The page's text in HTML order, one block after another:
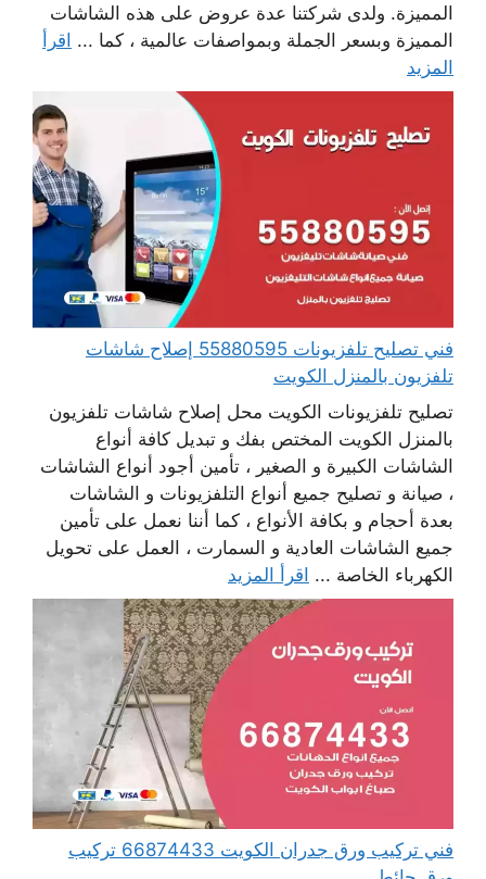
المميزة. ولدى شركتنا عدة عروض على هذه الشاشات
المميزة وبسعر الجملة وبمواصفات عالمية ، كما ... اقرأ
المزيد
فني تصليح تلفزيونات 55880595 إصلاح شاشات
تلفزيون بالمنزل الكويت
تصليح تلفزيونات الكويت محل إصلاح شاشات تلفزيون
بالمنزل الكويت المختص بفك و تبديل كافة أنواع
الشاشات الكبيرة و الصغير ، تأمين أجود أنواع الشاشات
، صيانة و تصليح جميع أنواع التلفزيونات و الشاشات
بعدة أحجام و بكافة الأنواع ، كما أننا نعمل على تأمين
جميع الشاشات العادية و السمارت ، العمل على تحويل
الكهرباء الخاصة ... اقرأ المزيد
فني تركيب ورق جدران الكويت 66874433 تركيب